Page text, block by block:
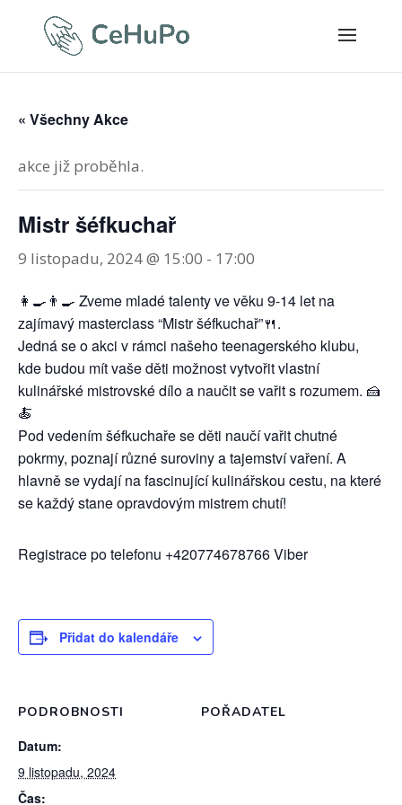
« Všechny Akce
akce již proběhla.
Mistr šéfkuchař
9 listopadu, 2024 @ 15:00 - 17:00
👩‍🍳👨‍🍳 Zveme mladé talenty ve věku 9-14 let na
zajímavý masterclass “Mistr šéfkuchař”🍴.
Jedná se o akci v rámci našeho teenagerského klubu,
kde budou mít vaše děti možnost vytvořit vlastní
kulinářské mistrovské dílo a naučit se vařit s rozumem. 🍰
🍝
Pod vedením šéfkuchaře se děti naučí vařit chutné
pokrmy, poznají různé suroviny a tajemství vaření. A
hlavně se vydají na fascinující kulinářskou cestu, na které
se každý stane opravdovým mistrem chutí!
Registrace po telefonu +420774678766 Viber
Přidat do kalendáře
PODROBNOSTI
Datum:
9 listopadu, 2024
Čas:
POŘADATEL